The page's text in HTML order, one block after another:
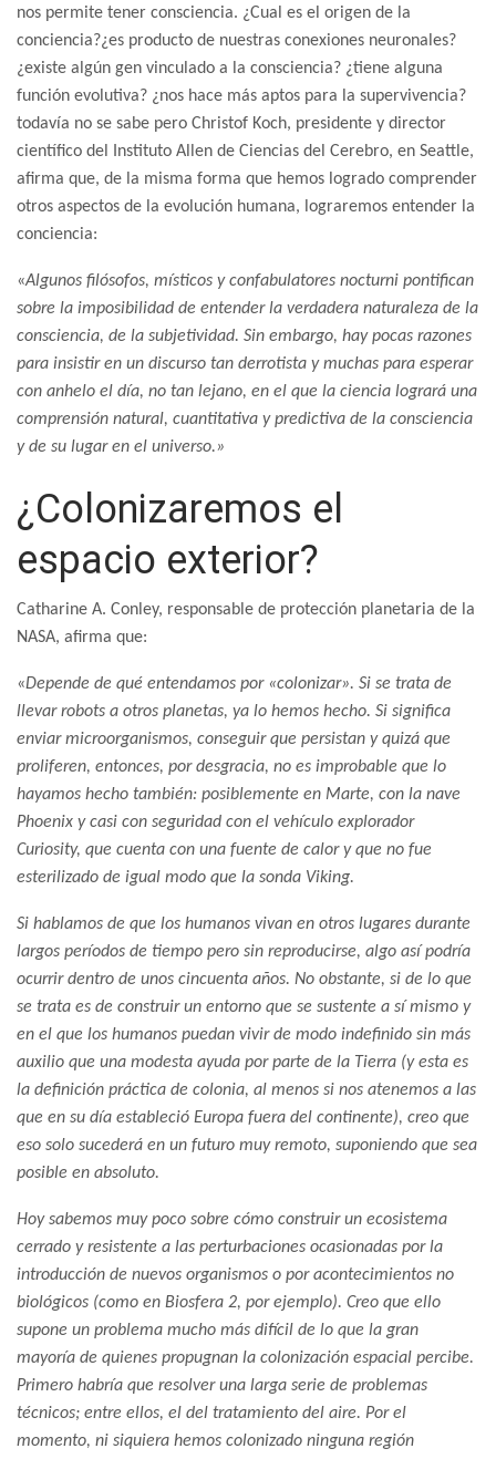
nos permite tener consciencia. ¿Cual es el origen de la
conciencia?¿es producto de nuestras conexiones neuronales?
¿existe algún gen vinculado a la consciencia? ¿tiene alguna
función evolutiva? ¿nos hace más aptos para la supervivencia?
todavía no se sabe pero Christof Koch, presidente y director
científico del Instituto Allen de Ciencias del Cerebro, en Seattle,
afirma que, de la misma forma que hemos logrado comprender
otros aspectos de la evolución humana, lograremos entender la
conciencia:
«Algunos filósofos, místicos y confabulatores nocturni pontifican
sobre la imposibilidad de entender la verdadera naturaleza de la
consciencia, de la subjetividad. Sin embargo, hay pocas razones
para insistir en un discurso tan derrotista y muchas para esperar
con anhelo el día, no tan lejano, en el que la ciencia logrará una
comprensión natural, cuantitativa y predictiva de la consciencia
y de su lugar en el universo.»
¿Colonizaremos el
espacio exterior?
Catharine A. Conley, responsable de protección planetaria de la
NASA, afirma que:
«Depende de qué entendamos por «colonizar». Si se trata de
llevar robots a otros planetas, ya lo hemos hecho. Si significa
enviar microorganismos, conseguir que persistan y quizá que
proliferen, entonces, por desgracia, no es improbable que lo
hayamos hecho también: posiblemente en Marte, con la nave
Phoenix y casi con seguridad con el vehículo explorador
Curiosity, que cuenta con una fuente de calor y que no fue
esterilizado de igual modo que la sonda Viking.
Si hablamos de que los humanos vivan en otros lugares durante
largos períodos de tiempo pero sin reproducirse, algo así podría
ocurrir dentro de unos cincuenta años. No obstante, si de lo que
se trata es de construir un entorno que se sustente a sí mismo y
en el que los humanos puedan vivir de modo indefinido sin más
auxilio que una modesta ayuda por parte de la Tierra (y esta es
la definición práctica de colonia, al menos si nos atenemos a las
que en su día estableció Europa fuera del continente), creo que
eso solo sucederá en un futuro muy remoto, suponiendo que sea
posible en absoluto.
Hoy sabemos muy poco sobre cómo construir un ecosistema
cerrado y resistente a las perturbaciones ocasionadas por la
introducción de nuevos organismos o por acontecimientos no
biológicos (como en Biosfera 2, por ejemplo). Creo que ello
supone un problema mucho más difícil de lo que la gran
mayoría de quienes propugnan la colonización espacial percibe.
Primero habría que resolver una larga serie de problemas
técnicos; entre ellos, el del tratamiento del aire. Por el
momento, ni siquiera hemos colonizado ninguna región